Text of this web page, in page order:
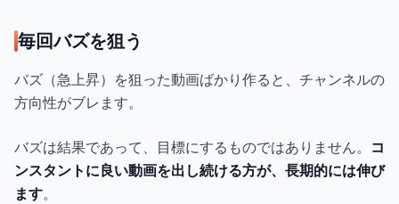
毎回バズを狙う
バズ（急上昇）を狙った動画ばかり作ると、チャンネルの
方向性がブレます。
バズは結果であって、目標にするものではありません。 コ
ンスタントに良い動画を出し続ける方が、長期的には伸び
ます。